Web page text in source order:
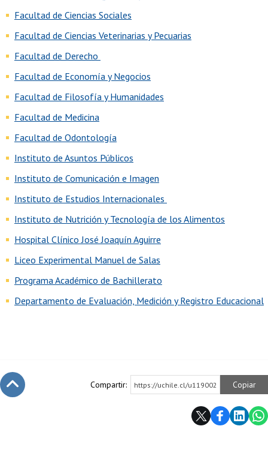
Facultad de Ciencias Sociales
Facultad de Ciencias Veterinarias y Pecuarias
Facultad de Derecho
Facultad de Economía y Negocios
Facultad de Filosofía y Humanidades
Facultad de Medicina
Facultad de Odontología
Instituto de Asuntos Públicos
Instituto de Comunicación e Imagen
Instituto de Estudios Internacionales
Instituto de Nutrición y Tecnología de los Alimentos
Hospital Clínico José Joaquín Aguirre
Liceo Experimental Manuel de Salas
Programa Académico de Bachillerato
Departamento de Evaluación, Medición y Registro Educacional
Compartir: https://uchile.cl/u119002 Copiar